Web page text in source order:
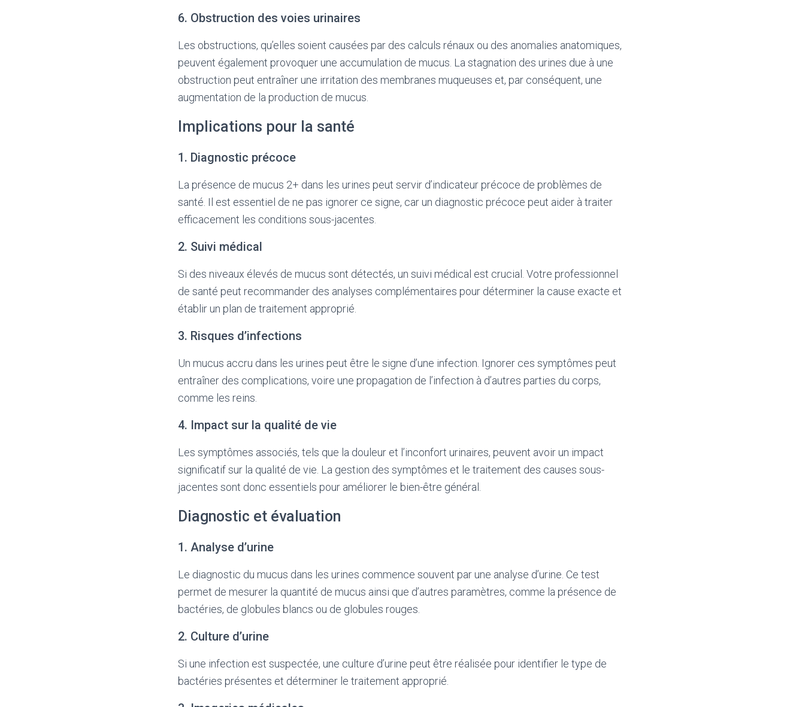
6. Obstruction des voies urinaires
Les obstructions, qu’elles soient causées par des calculs rénaux ou des anomalies anatomiques,
peuvent également provoquer une accumulation de mucus. La stagnation des urines due à une
obstruction peut entraîner une irritation des membranes muqueuses et, par conséquent, une
augmentation de la production de mucus.
Implications pour la santé
1. Diagnostic précoce
La présence de mucus 2+ dans les urines peut servir d’indicateur précoce de problèmes de
santé. Il est essentiel de ne pas ignorer ce signe, car un diagnostic précoce peut aider à traiter
efficacement les conditions sous-jacentes.
2. Suivi médical
Si des niveaux élevés de mucus sont détectés, un suivi médical est crucial. Votre professionnel
de santé peut recommander des analyses complémentaires pour déterminer la cause exacte et
établir un plan de traitement approprié.
3. Risques d’infections
Un mucus accru dans les urines peut être le signe d’une infection. Ignorer ces symptômes peut
entraîner des complications, voire une propagation de l’infection à d’autres parties du corps,
comme les reins.
4. Impact sur la qualité de vie
Les symptômes associés, tels que la douleur et l’inconfort urinaires, peuvent avoir un impact
significatif sur la qualité de vie. La gestion des symptômes et le traitement des causes sous-
jacentes sont donc essentiels pour améliorer le bien-être général.
Diagnostic et évaluation
1. Analyse d’urine
Le diagnostic du mucus dans les urines commence souvent par une analyse d’urine. Ce test
permet de mesurer la quantité de mucus ainsi que d’autres paramètres, comme la présence de
bactéries, de globules blancs ou de globules rouges.
2. Culture d’urine
Si une infection est suspectée, une culture d’urine peut être réalisée pour identifier le type de
bactéries présentes et déterminer le traitement approprié.